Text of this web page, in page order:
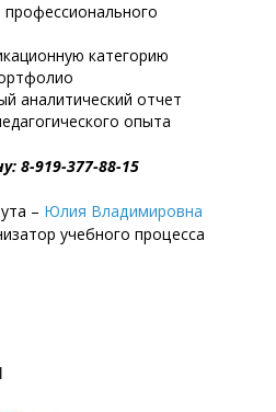
категорию
аналитический отчет
опыта
8-919-377-88-15
– Юлия Владимировна
учебного процесса